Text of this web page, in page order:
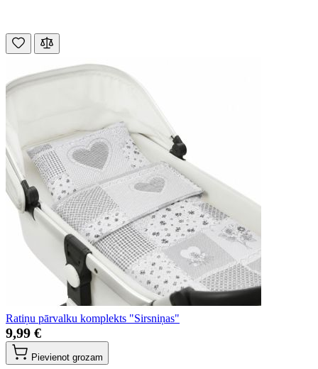
Ratiņu pārvalku komplekts "Sirsniņas"
9,99 €
Pievienot grozam